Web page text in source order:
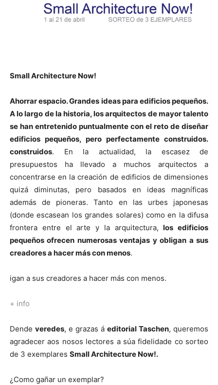
Small Architecture Now!
Ahorrar espacio. Grandes ideas para edificios pequeños.
A lo largo de la historia, los arquitectos de mayor talento
se han entretenido puntualmente con el reto de diseñar
edificios pequeños, pero perfectamente construidos.
construidos. En la actualidad, la escasez de
presupuestos ha llevado a muchos arquitectos a
concentrarse en la creación de edificios de dimensiones
quizá diminutas, pero basados en ideas magníficas
además de pioneras. Tanto en las urbes japonesas
(donde escasean los grandes solares) como en la difusa
frontera entre el arte y la arquitectura,los edificios
pequeños ofrecen numerosas ventajas y obligan a sus
creadores a hacer más con menos.
igan a sus creadores a hacer más con menos.
+ info
Dende veredes, e grazas á editorial Taschen, queremos
agradecer aos nosos lectores a súa fidelidade co sorteo
de 3 exemplares Small Architecture Now!.
¿Como gañar un exemplar?